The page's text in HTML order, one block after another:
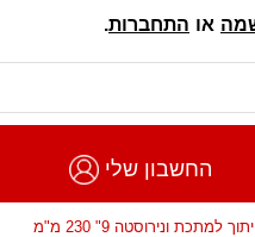
או התחברות.
החשבון שלי
למתכת ונירוסטה 9" 230 מ"מ